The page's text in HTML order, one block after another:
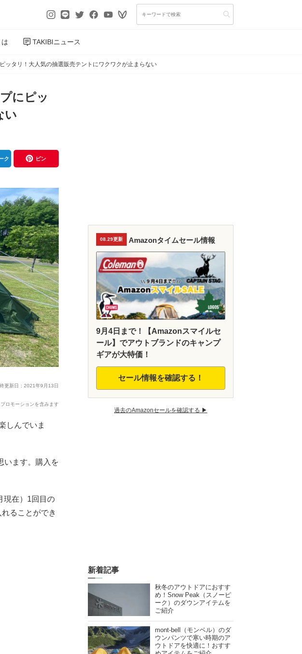
TAKIBIニュース
ッタリ！大人気の抽選販売テントにワクワクが止まらない
にピッ
い
ク ピン
更新日：2021年9月13日
ロモーションを含みます
しんでいま
います。購入を
現在）1回目の
ることができ
08.29更新 Amazonタイムセール情報
9月4日まで！【Amazonスマイルセ
ール】でアウトブランドのキャンプ
ギアが大特価！
セール情報を確認する！
過去のAmazonセールを確認する ▶︎
新着記事
秋冬のアウトドアにおすす
め！Snow Peak（スノーピ
ーク）のダウンアイテムを
ご紹介
mont-bell（モンベル）のダ
ウンパンツで寒い時期のア
ウトドアを快適に！おすす